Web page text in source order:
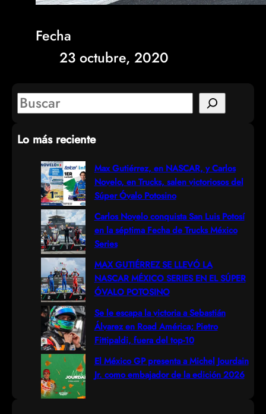
Fecha
23 octubre, 2020
S
a
Lo más reciente
Max Gutiérrez, en NASCAR, y Carlos
Novelo, en Trucks, salen victoriosos del
Súper Óvalo Potosino
Carlos Novelo conquista San Luis Potosí
en la séptima Fecha de Trucks México
Series
MAX GUTIÉRREZ SE LLEVÓ LA
NASCAR MÉXICO SERIES EN EL SÚPER
ÓVALO POTOSINO
Se le escapa la victoria a Sebastián
Álvarez en Road América; Pietro
Fittipaldi, fuera del top-10
El México GP presenta a Michel Jourdain
Jr. como embajador de la edición 2026